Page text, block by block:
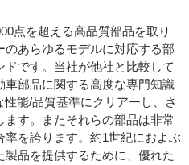
点を超える高品質部品を取り
あらゆるモデルに対応する部
です。当社が他社と比較して
部品に関する高度な専門知識
能/品質基準にクリアーし、さ
す。またそれらの部品は非常
を誇ります。約1世紀におよぶ
品を提供するために、優れた